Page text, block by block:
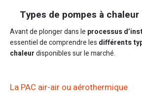
Types de pompes à chaleur
Avant de plonger dans le processus
essentiel de comprendre les différents
chaleurdisponibles sur le marché.
La PAC air-air ou aérothermique